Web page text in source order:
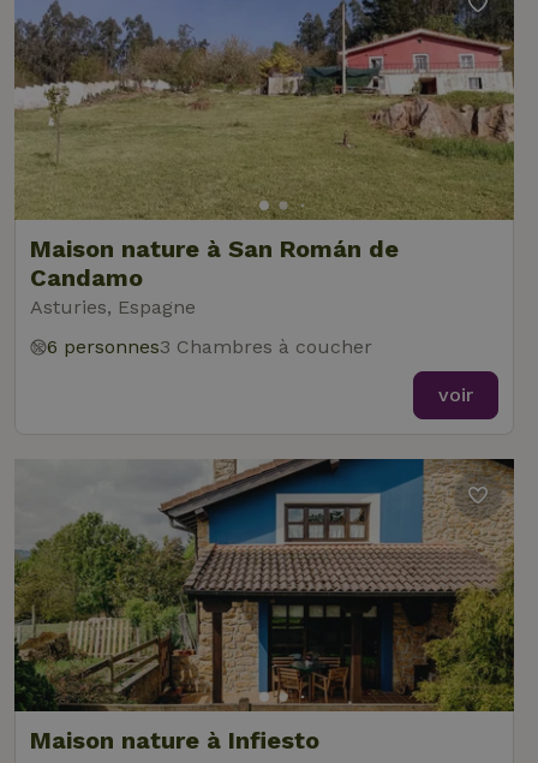
Maison nature à San Román de
Candamo
Asturies, Espagne
6 personnes3 Chambres à coucher
voir
Maison nature à Infiesto